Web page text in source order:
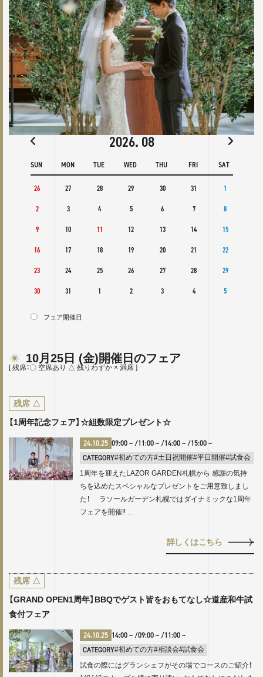
2026. 08
SUN MON TUE WED THU FRI SAT
26 27 28 29 30 31 1
2 3 4 5 6 7 8
9 10 11 12 13 14 15
16 17 18 19 20 21 22
23 24 25 26 27 28 29
30 31 1 2 3 4 5
フェア開催日
10月25日 (金)開催日のフェア
[ 残席：〇 空席あり △ 残りわずか × 満席 ]
残席 △
【1周年記念フェア】☆組数限定プレゼント☆
24.10.25 09:00~ /11:00~ /14:00~ /15:00~
CATEGORY#初めての方#土日祝開催#平日開催#試食会
1周年を迎えたLAZOR GARDEN札幌から 感謝の気持
ちを込めたスペシャルなプレゼントをご用意致しまし
た！ ラソールガーデン札幌ではダイナミックな1周年
フェアを開催‼ …
詳しくはこちら
残席 △
【GRAND OPEN1周年】BBQでゲスト皆をおもてなし☆道産和牛試
食付フェア
24.10.25 14:00~ /09:00~ /11:00~
CATEGORY#初めての方#相談会#試食会
試食の際にはグランシェフがその場でコースのご紹介！